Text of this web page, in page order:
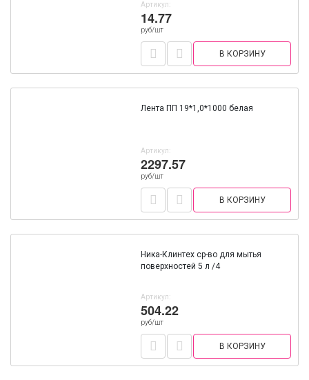
Артикул:
14.77
руб/шт
В КОРЗИНУ
Лента ПП 19*1,0*1000 белая
Артикул:
2297.57
руб/шт
В КОРЗИНУ
Ника-Клинтех ср-во для мытья
поверхностей 5 л /4
Артикул:
504.22
руб/шт
В КОРЗИНУ